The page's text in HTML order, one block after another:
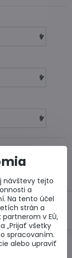
návštevy tejto
a
Na tento účel
strán a
v EÚ,
„Prijať všetky
spracovaním.
alebo upraviť